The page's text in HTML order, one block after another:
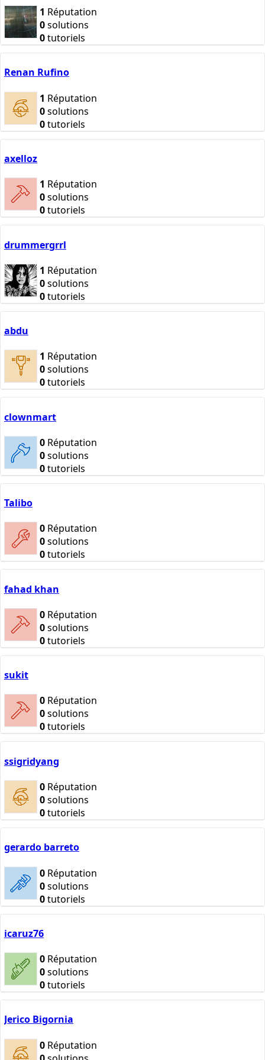
1 Réputation
0solutions
0tutoriels
Renan Rufino
1 Réputation
0solutions
0tutoriels
axelloz
1 Réputation
0solutions
0tutoriels
drummergrrl
1 Réputation
0solutions
0tutoriels
abdu
1 Réputation
0solutions
0tutoriels
clownmart
0 Réputation
0solutions
0tutoriels
Talibo
0 Réputation
0solutions
0tutoriels
fahad khan
0 Réputation
0solutions
0tutoriels
sukit
0 Réputation
0solutions
0tutoriels
ssigridyang
0 Réputation
0solutions
0tutoriels
gerardo barreto
0 Réputation
0solutions
0tutoriels
icaruz76
0 Réputation
0solutions
0tutoriels
Jerico Bigornia
0 Réputation